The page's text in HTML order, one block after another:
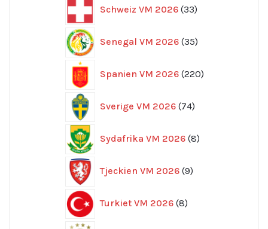
Schweiz VM 2026 33
produkter
Senegal VM 2026 35
produkter
Spanien VM 2026 220
produkter
Sverige VM 2026 74
produkter
Sydafrika VM 2026 8
produkter
Tjeckien VM 2026 9
produkter
Turkiet VM 2026 8
produkter